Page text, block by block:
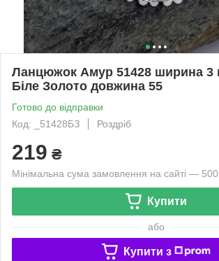
Ланцюжок Амур 51428 ширина 3
Біле Золото довжина 55
Готово до відправки
Код: _51428БЗ
Роздріб
219 ₴
Мінімальна сума замовлення на сайті —
Купити
або
Купити з